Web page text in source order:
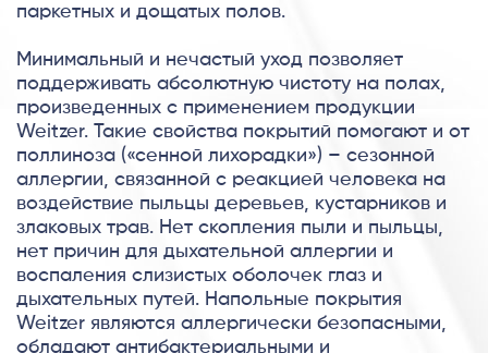
паркетных и дощатых полов.
Минимальный и нечастый уход позволяет
поддерживать абсолютную чистоту на полах,
произведенных с применением продукции
Weitzer. Такие свойства покрытий помогают и от
поллиноза («сенной лихорадки») – сезонной
аллергии, связанной с реакцией человека на
воздействие пыльцы деревьев, кустарников и
злаковых трав. Нет скопления пыли и пыльцы,
нет причин для дыхательной аллергии и
воспаления слизистых оболочек глаз и
дыхательных путей. Напольные покрытия
Weitzer являются аллергически безопасными,
обладают антибактериальными и